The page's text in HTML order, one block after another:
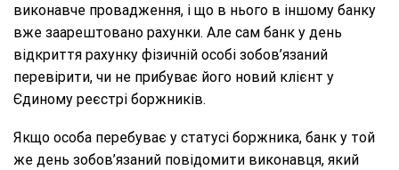
виконавче провадження, і що в нього в іншому банку
вже заарештовано рахунки. Але сам банк у день
відкриття рахунку фізичній особі зобов’язаний
перевірити, чи не прибуває його новий клієнт у
Єдиному реєстрі боржників.
Якщо особа перебуває у статусі боржника, банк у той
же день зобов’язаний повідомити виконавця, який